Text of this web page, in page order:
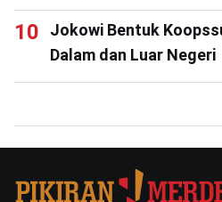
Jokowi Bentuk
Dalam dan Luar Negeri